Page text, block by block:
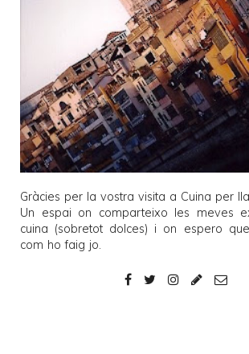
Gràcies per la vostra visita a Cuina per
Un espai on comparteixo les meves
cuina (sobretot dolces) i on espero
com ho faig jo.